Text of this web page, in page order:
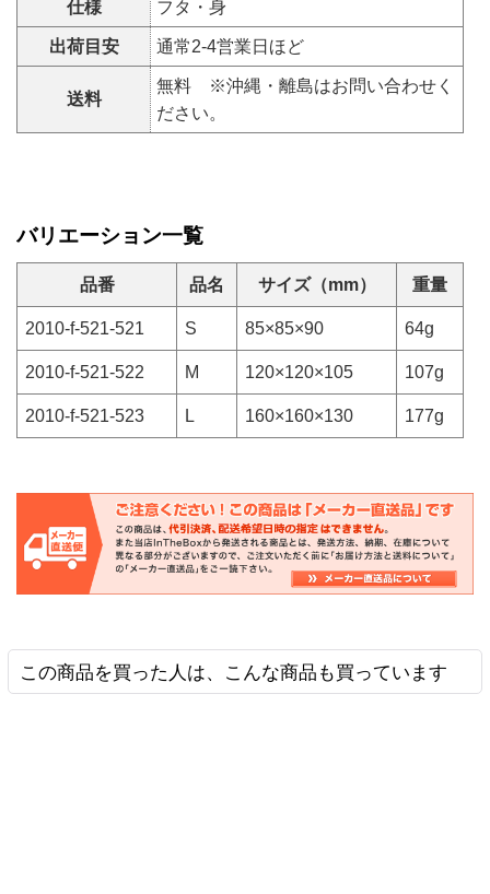
仕様 フタ・身
出荷目安 通常2-4営業日ほど
送料
無料 ※沖縄・離島はお問い合わせく
ださい。
バリエーション一覧
品番 品名 サイズ（mm） 重量
2010-f-521-521 S 85×85×90 64g
2010-f-521-522 M 120×120×105 107g
2010-f-521-523 L 160×160×130 177g
この商品を買った人は、こんな商品も買っています